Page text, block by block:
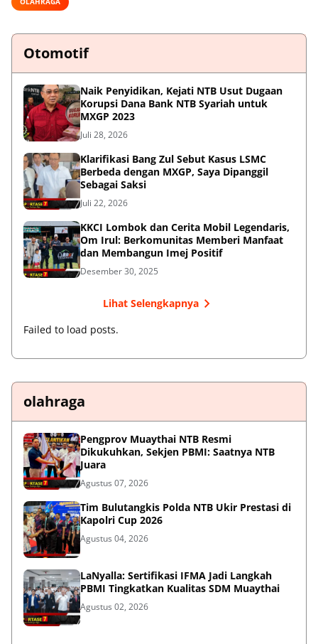
Otomotif
Naik Penyidikan, Kejati NTB Usut Dugaan
Korupsi Dana Bank NTB Syariah untuk
MXGP 2023
Juli 28, 2026
Klarifikasi Bang Zul Sebut Kasus LSMC
Berbeda dengan MXGP, Saya Dipanggil
Sebagai Saksi
Juli 22, 2026
KKCI Lombok dan Cerita Mobil Legendaris,
Om Irul: Berkomunitas Memberi Manfaat
dan Membangun Imej Positif
Desember 30, 2025
Lihat Selengkapnya
Failed to load posts.
olahraga
Pengprov Muaythai NTB Resmi
Dikukuhkan, Sekjen PBMI: Saatnya NTB
Juara
Agustus 07, 2026
Tim Bulutangkis Polda NTB Ukir Prestasi di
Kapolri Cup 2026
Agustus 04, 2026
LaNyalla: Sertifikasi IFMA Jadi Langkah
PBMI Tingkatkan Kualitas SDM Muaythai
Agustus 02, 2026